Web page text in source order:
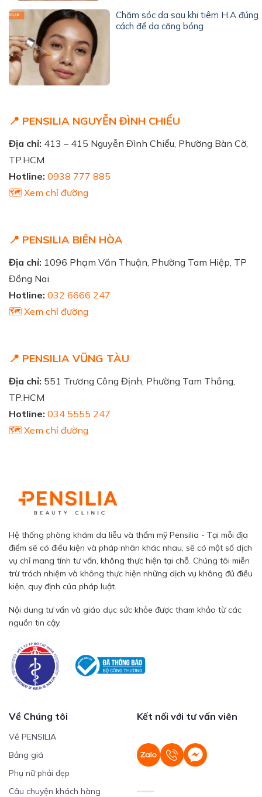
Chăm sóc da sau khi tiêm H.A đúng
cách để da căng bóng
📍 PENSILIA NGUYỄN ĐÌNH CHIỂU
Địa chỉ: 413 – 415 Nguyễn Đình Chiểu, Phường Bàn Cờ,
TP.HCM
Hotline: 0938 777 885
🗺️ Xem chỉ đường
📍 PENSILIA BIÊN HÒA
Địa chỉ: 1096 Phạm Văn Thuận, Phường Tam Hiệp, TP
Đồng Nai
Hotline: 032 6666 247
🗺️ Xem chỉ đường
📍 PENSILIA VŨNG TÀU
Địa chỉ: 551 Trương Công Định, Phường Tam Thắng,
TP.HCM
Hotline: 034 5555 247
🗺️ Xem chỉ đường
Hệ thống phòng khám da liễu và thẩm mỹ Pensilia - Tại mỗi địa
điểm sẽ có điều kiện và pháp nhân khác nhau, sẽ có một số dịch
vụ chỉ mang tính tư vấn, không thực hiện tại chỗ. Chúng tôi miễn
trừ trách nhiệm và không thực hiện những dịch vụ không đủ điều
kiện, quy định của pháp luật.
Nội dung tư vấn và giáo dục sức khỏe được tham khảo từ các
nguồn tin cậy.
Về Chúng tôi
Về PENSILIA
Bảng giá
Phụ nữ phải đẹp
Câu chuyện khách hàng
Kết nối với tư vấn viên